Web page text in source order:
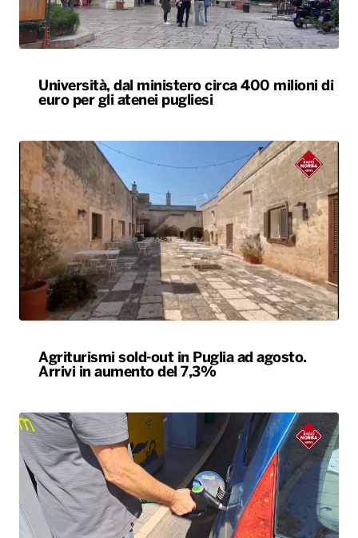
Università, dal ministero circa 400 milioni di
euro per gli atenei pugliesi
Agriturismi sold-out in Puglia ad agosto.
Arrivi in aumento del 7,3%